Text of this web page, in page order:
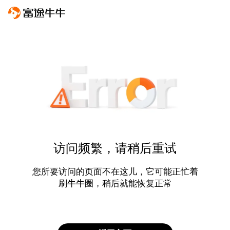
访问频繁，请稍后重试
您所要访问的页面不在这儿，它可能正忙着
刷牛牛圈，稍后就能恢复正常